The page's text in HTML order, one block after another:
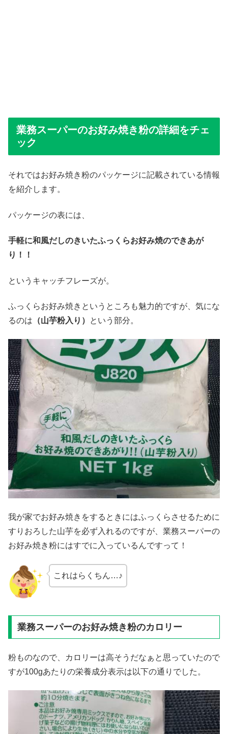
業務スーパーのお好み焼き粉の詳細をチェ
ック
それではお好み焼き粉のパッケージに記載されている情報
を紹介します。
パッケージの表には、
手軽に和風だしのきいたふっくらお好み焼のできあが
り！！
というキャッチフレーズが。
ふっくらお好み焼きというところも魅力的ですが、気にな
るのは （山芋粉入り） という部分。
我が家でお好み焼きをするときにはふっくらさせるために
すりおろした山芋を必ず入れるのですが、業務スーパーの
お好み焼き粉にはすでに入っているんですって！
これはらくちん…♪
業務スーパーのお好み焼き粉のカロリー
粉ものなので、カロリーは高そうだなぁと思っていたので
すが100gあたりの栄養成分表示は以下の通りでした。